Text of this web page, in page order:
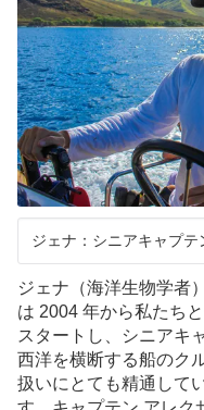
ジェナ：シニアキャプ
ジェナ（海洋生物学者
は 2004 年から私たち
スタートし、シニアキ
西洋を横断する船のク
扱いにとても精通して